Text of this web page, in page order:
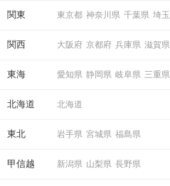
関東 東京都 神奈川県 千葉県 埼
関西 大阪府 京都府 兵庫県 滋賀県
東海 愛知県 静岡県 岐阜県 三重県
北海道 北海道
東北 岩手県 宮城県 福島県
甲信越 新潟県 山梨県 長野県